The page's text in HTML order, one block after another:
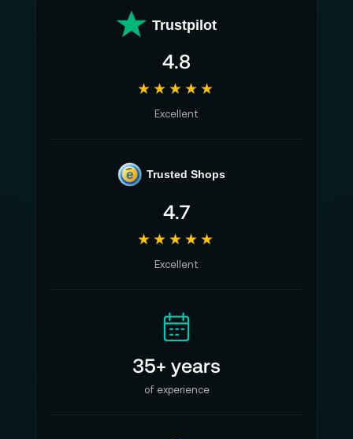
Trustpilot
4.8
★★★★★
Excellent
e Trusted Shops
4.7
★★★★★
Excellent
35+ years
of experience